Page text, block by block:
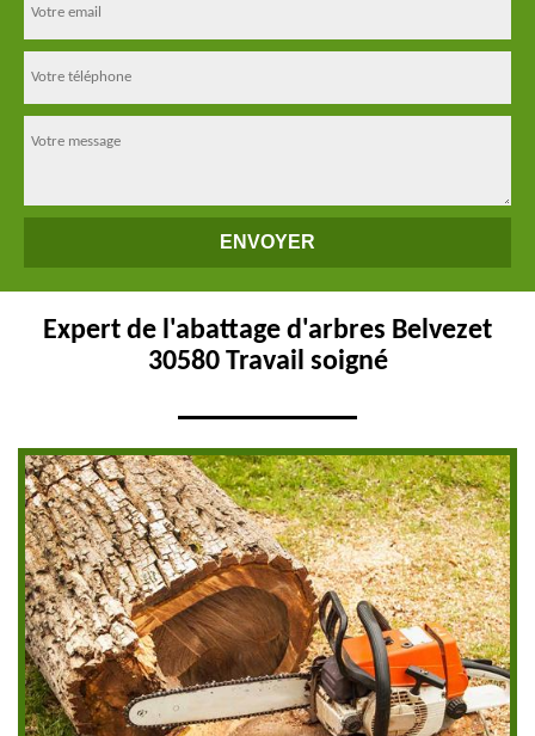
Expert de l'abattage d'arbres Belvezet
30580 Travail soigné